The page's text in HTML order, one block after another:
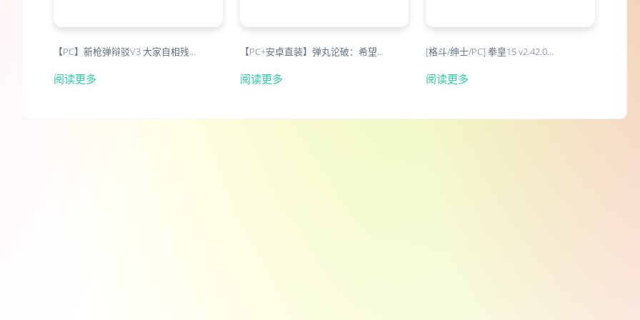
【PC】新枪弹辩驳V3 大家自相残…
阅读更多
【PC+安卓直装】弹丸论破：希望…
阅读更多
[格斗/绅士/PC] 拳皇15 v2.42.0…
阅读更多